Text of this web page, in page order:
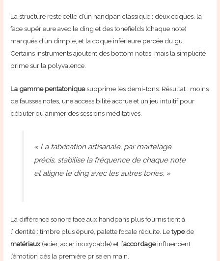
La structure reste celle d’un handpan classique : deux coques, la
face supérieure avec le ding et des tonefields (chaque note)
marqués d’un dimple, et la coque inférieure percée du gu.
Certains instruments ajoutent des bottom notes, mais la simplicité
prime sur la polyvalence.
La gamme pentatoniquesupprime les demi-tons. Résultat : moins
de fausses notes, une accessibilité accrue et un jeu intuitif pour
débuter ou animer des sessions méditatives.
« La fabrication artisanale, par martelage
précis, stabilise la fréquence de chaque note
et aligne le ding avec les autres tones. »
La différence sonore face aux handpans plus fournis tient à
l’identité : timbre plus épuré, palette focale réduite. Letypede
matériaux(acier, acier inoxydable) et l’accordageinfluencent
l’émotion dès la première prise en main.